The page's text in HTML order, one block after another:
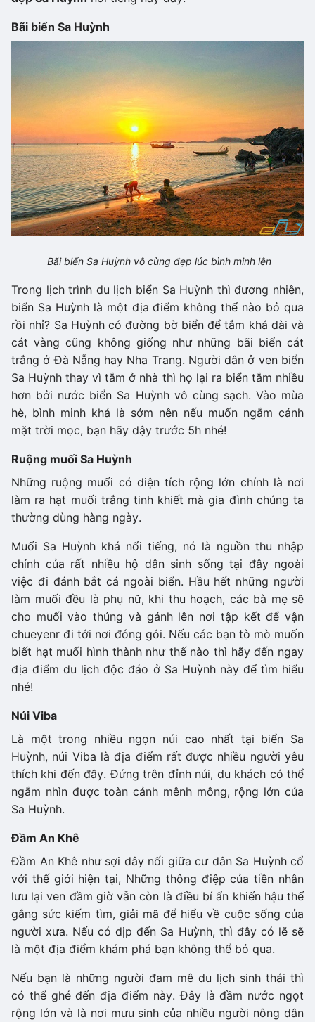
Bãi biển Sa Huỳnh
Bãi biển Sa Huỳnh vô cùng đẹp lúc bình minh lên
Trong lịch trình du lịch biển Sa Huỳnh thì đương nhiên,
biển Sa Huỳnh là một địa điểm không thể nào bỏ qua
rồi nhỉ? Sa Huỳnh có đường bờ biển để tắm khá dài và
cát vàng cũng không giống như những bãi biển cát
trắng ở Đà Nẵng hay Nha Trang. Người dân ở ven biển
Sa Huỳnh thay vì tắm ở nhà thì họ lại ra biển tắm nhiều
hơn bởi nước biển Sa Huỳnh vô cùng sạch. Vào mùa
hè, bình minh khá là sớm nên nếu muốn ngắm cảnh
mặt trời mọc, bạn hãy dậy trước 5h nhé!
Ruộng muối Sa Huỳnh
Những ruộng muối có diện tích rộng lớn chính là nơi
làm ra hạt muối trắng tinh khiết mà gia đình chúng ta
thường dùng hàng ngày.
Muối Sa Huỳnh khá nổi tiếng, nó là nguồn thu nhập
chính của rất nhiều hộ dân sinh sống tại đây ngoài
việc đi đánh bắt cá ngoài biển. Hầu hết những người
làm muối đều là phụ nữ, khi thu hoạch, các bà mẹ sẽ
cho muối vào thúng và gánh lên nơi tập kết để vận
chueyenr đi tới nơi đóng gói. Nếu các bạn tò mò muốn
biết hạt muối hình thành như thế nào thì hãy đến ngay
địa điểm du lịch độc đáo ở Sa Huỳnh này để tìm hiểu
nhé!
Núi Viba
Là một trong nhiều ngọn núi cao nhất tại biển Sa
Huỳnh, núi Viba là địa điểm rất được nhiều người yêu
thích khi đến đây. Đứng trên đỉnh núi, du khách có thể
ngắm nhìn được toàn cảnh mênh mông, rộng lớn của
Sa Huỳnh.
Đầm An Khê
Đầm An Khê như sợi dây nối giữa cư dân Sa Huỳnh cổ
với thế giới hiện tại, Những thông điệp của tiền nhân
lưu lại ven đầm giờ vẫn còn là điều bí ẩn khiến hậu thế
gắng sức kiếm tìm, giải mã để hiểu về cuộc sống của
người xưa. Nếu có dịp đến Sa Huỳnh, thì đây có lẽ sẽ
là một địa điểm khám phá bạn không thể bỏ qua.
Nếu bạn là những người đam mê du lịch sinh thái thì
có thể ghé đến địa điểm này. Đây là đầm nước ngọt
rộng lớn và là nơi mưu sinh của nhiều người nông dân